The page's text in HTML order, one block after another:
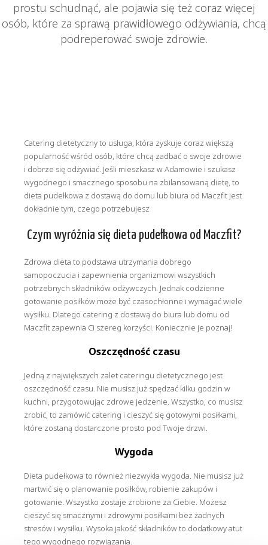
prostu schudnąć, ale pojawia się też coraz więcej
osób, które za sprawą prawidłowego odżywiania, chcą
podreperować swoje zdrowie.
Catering dietetyczny to usługa, która zyskuje coraz większą
popularność wśród osób, które chcą zadbać o swoje zdrowie
i dobrze się odżywiać. Jeśli mieszkasz w Adamowie i szukasz
wygodnego i smacznego sposobu na zbilansowaną dietę, to
dieta pudełkowa z dostawą do domu lub biura od Maczfit jest
dokładnie tym, czego potrzebujesz
Czym wyróżnia się dieta pudełkowa od Maczfit?
Zdrowa dieta to podstawa utrzymania dobrego
samopoczucia i zapewnienia organizmowi wszystkich
potrzebnych składników odżywczych. Jednak codzienne
gotowanie posiłków może być czasochłonne i wymagać wiele
wysiłku. Dlatego catering z dostawą do biura lub domu od
Maczfit zapewnia Ci szereg korzyści. Koniecznie je poznaj!
Oszczędność czasu
Jedną z największych zalet cateringu dietetycznego jest
oszczędność czasu. Nie musisz już spędzać kilku godzin w
kuchni, przygotowując zdrowe jedzenie. Wszystko, co musisz
zrobić, to zamówić catering i cieszyć się gotowymi posiłkami,
które zostaną dostarczone prosto pod Twoje drzwi.
Wygoda
Dieta pudełkowa to również niezwykła wygoda. Nie musisz już
martwić się o planowanie posiłków, robienie zakupów i
gotowanie. Wszystko zostaje zrobione za Ciebie. Możesz
cieszyć się smacznymi i zdrowymi posiłkami bez żadnych
stresów i wysiłku. Wysoka jakość składników to dodatkowy atut
tego wygodnego rozwiązania.